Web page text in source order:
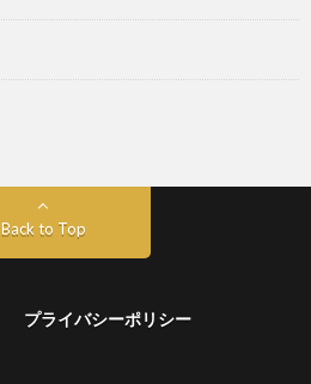
Back to Top
プライバシーポリシー